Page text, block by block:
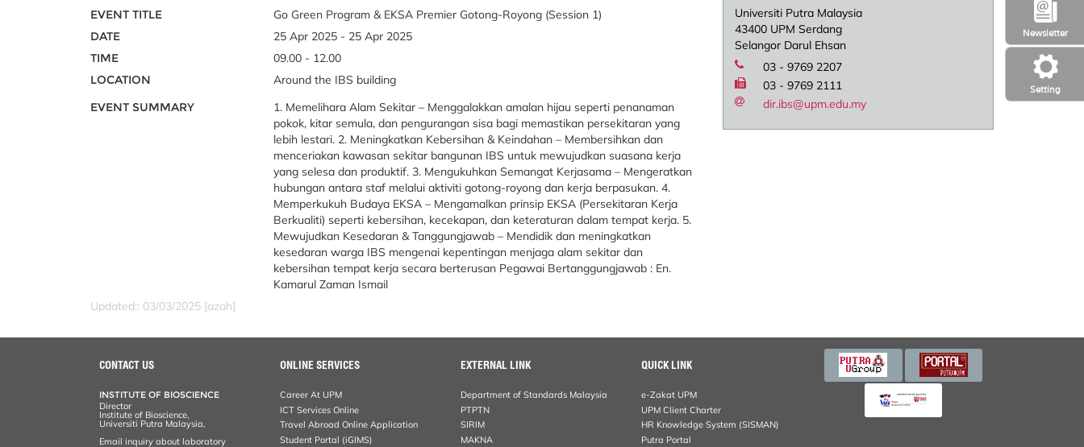
Setting
Newsletter
EVENT TITLE
Go Green Program & EKSA Premier Gotong-Royong (Session 1)
DATE
25 Apr 2025 - 25 Apr 2025
TIME
09.00 - 12.00
LOCATION
Around the IBS building
EVENT SUMMARY
1. Memelihara Alam Sekitar – Menggalakkan amalan hijau seperti penanaman
pokok, kitar semula, dan pengurangan sisa bagi memastikan persekitaran yang
lebih lestari. 2. Meningkatkan Kebersihan & Keindahan – Membersihkan dan
menceriakan kawasan sekitar bangunan IBS untuk mewujudkan suasana kerja
yang selesa dan produktif. 3. Mengukuhkan Semangat Kerjasama – Mengeratkan
hubungan antara staf melalui aktiviti gotong-royong dan kerja berpasukan. 4.
Memperkukuh Budaya EKSA – Mengamalkan prinsip EKSA (Persekitaran Kerja
Berkualiti) seperti kebersihan, kecekapan, dan keteraturan dalam tempat kerja. 5.
Mewujudkan Kesedaran & Tanggungjawab – Mendidik dan meningkatkan
kesedaran warga IBS mengenai kepentingan menjaga alam sekitar dan
kebersihan tempat kerja secara berterusan Pegawai Bertanggungjawab : En.
Kamarul Zaman Ismail
Updated:: 03/03/2025 [azah]
Universiti Putra Malaysia
43400 UPM Serdang
Selangor Darul Ehsan
03 - 9769 2207
03 - 9769 2111
dir.ibs@upm.edu.my
CONTACT US
INSTITUTE OF BIOSCIENCE
Director
Institute of Bioscience,
Universiti Putra Malaysia,
Email inquiry about laboratory
ONLINE SERVICES
Career At UPM
ICT Services Online
Travel Abroad Online Application
Student Portal (iGIMS)
EXTERNAL LINK
Department of Standards Malaysia
PTPTN
SIRIM
MAKNA
QUICK LINK
e-Zakat UPM
UPM Client Charter
HR Knowledge System (SISMAN)
Putra Portal